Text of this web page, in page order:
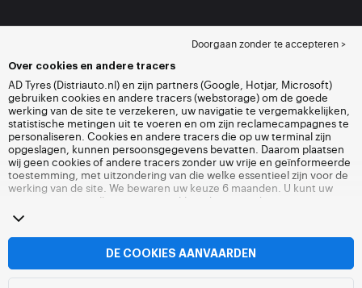
Doorgaan zonder te accepteren >
Over cookies en andere tracers
AD Tyres (Distriauto.nl) en zijn partners (Google, Hotjar, Microsoft)
gebruiken cookies en andere tracers (webstorage) om de goede
werking van de site te verzekeren, uw navigatie te vergemakkelijken,
statistische metingen uit te voeren en om zijn reclamecampagnes te
personaliseren. Cookies en andere tracers die op uw terminal zijn
opgeslagen, kunnen persoonsgegevens bevatten. Daarom plaatsen
wij geen cookies of andere tracers zonder uw vrije en geïnformeerde
toestemming, met uitzondering van die welke essentieel zijn voor de
werking van de site. We bewaren uw keuze 6 maanden. U kunt uw
toestemming op elk moment intrekken door naar de pagina over
cookies en andere tracers
surfen zonder het deponeren van cookies of andere tracers te
aanvaarden. Weigering verhindert de toegang tot diensten niet
Distriauto.nl. Voor meer informatie,bezoek de cookies en andere
tracers
DE COOKIES AANVAARDEN